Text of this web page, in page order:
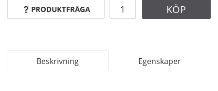
PRODUKTFRÅGA KÖP
Beskrivning Egenskaper